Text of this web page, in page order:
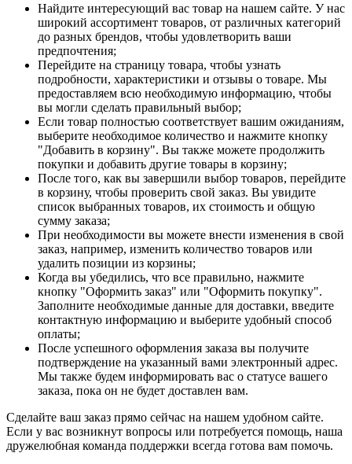
Найдите интересующий вас товар на нашем сайте. У нас
широкий ассортимент товаров, от различных категорий
до разных брендов, чтобы удовлетворить ваши
предпочтения;
Перейдите на страницу товара, чтобы узнать
подробности, характеристики и отзывы о товаре. Мы
предоставляем всю необходимую информацию, чтобы
вы могли сделать правильный выбор;
Если товар полностью соответствует вашим ожиданиям,
выберите необходимое количество и нажмите кнопку
"Добавить в корзину". Вы также можете продолжить
покупки и добавить другие товары в корзину;
После того, как вы завершили выбор товаров, перейдите
в корзину, чтобы проверить свой заказ. Вы увидите
список выбранных товаров, их стоимость и общую
сумму заказа;
При необходимости вы можете внести изменения в свой
заказ, например, изменить количество товаров или
удалить позиции из корзины;
Когда вы убедились, что все правильно, нажмите
кнопку "Оформить заказ" или "Оформить покупку".
Заполните необходимые данные для доставки, введите
контактную информацию и выберите удобный способ
оплаты;
После успешного оформления заказа вы получите
подтверждение на указанный вами электронный адрес.
Мы также будем информировать вас о статусе вашего
заказа, пока он не будет доставлен вам.
Сделайте ваш заказ прямо сейчас на нашем удобном сайте.
Если у вас возникнут вопросы или потребуется помощь, наша
дружелюбная команда поддержки всегда готова вам помочь.